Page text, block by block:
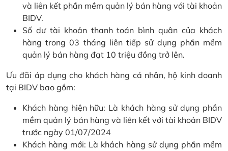
và liên kết phần mềm quản lý bán hàng với tài khoản
BIDV.
Số dư tài khoản thanh toán bình quân của khách
hàng trong 03 tháng liên tiếp sử dụng phần mềm
quản lý bán hàng đạt 10 triệu đồng trở lên.
Ưu đãi áp dụng cho khách hàng cá nhân, hộ kinh doanh
tại BIDV bao gồm:
Khách hàng hiện hữu: Là khách hàng sử dụng phần
mềm quản lý bán hàng và liên kết với tài khoản BIDV
trước ngày 01/07/2024
Khách hàng mới: Là khách hàng sử dụng phần mềm